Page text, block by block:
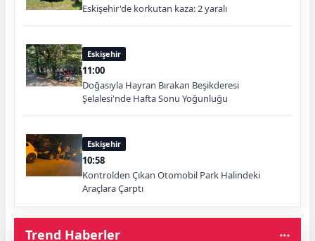
Eskişehir'de korkutan kaza: 2 yaralı
Eskişehir
11:00
Doğasıyla Hayran Bırakan Beşikderesi
Şelalesi'nde Hafta Sonu Yoğunluğu
Eskişehir
10:58
Kontrolden Çıkan Otomobil Park Halindeki
Araçlara Çarptı
Trend Haberler